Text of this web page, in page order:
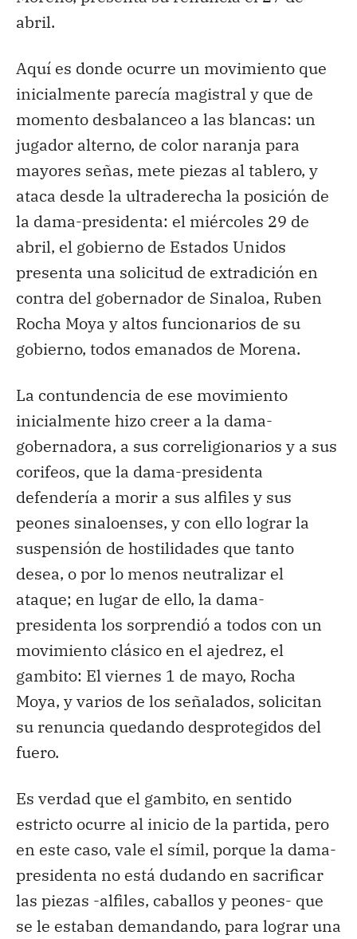
abril.
Aquí es donde ocurre un movimiento que
inicialmente parecía magistral y que de
momento desbalanceo a las blancas: un
jugador alterno, de color naranja para
mayores señas, mete piezas al tablero, y
ataca desde la ultraderecha la posición de
la dama-presidenta: el miércoles 29 de
abril, el gobierno de Estados Unidos
presenta una solicitud de extradición en
contra del gobernador de Sinaloa, Ruben
Rocha Moya y altos funcionarios de su
gobierno, todos emanados de Morena.
La contundencia de ese movimiento
inicialmente hizo creer a la dama-
gobernadora, a sus correligionarios y a sus
corifeos, que la dama-presidenta
defendería a morir a sus alfiles y sus
peones sinaloenses, y con ello lograr la
suspensión de hostilidades que tanto
desea, o por lo menos neutralizar el
ataque; en lugar de ello, la dama-
presidenta los sorprendió a todos con un
movimiento clásico en el ajedrez, el
gambito: El viernes 1 de mayo, Rocha
Moya, y varios de los señalados, solicitan
su renuncia quedando desprotegidos del
fuero.
Es verdad que el gambito, en sentido
estricto ocurre al inicio de la partida, pero
en este caso, vale el símil, porque la dama-
presidenta no está dudando en sacrificar
las piezas -alfiles, caballos y peones- que
se le estaban demandando, para lograr una